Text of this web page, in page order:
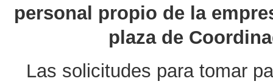
personal propio de la
plaza de
Las solicitudes para tomar